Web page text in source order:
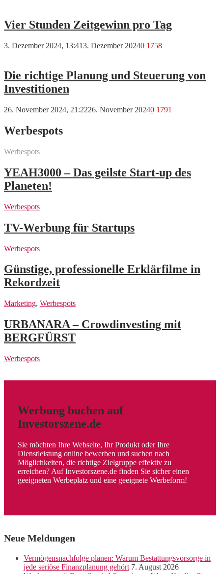
Vier Stunden Zeitgewinn pro Tag
3. Dezember 2024, 13:413. Dezember 20240 1758
Die richtige Planung und Steuerung von
Investitionen
26. November 2024, 21:2226. November 20240 1791
Werbespots
Werbespots
YEAH3000 – Das geilste Start-up des
Planeten!
Werbespots
TV-Werbung für Startups
Werbespots
Günstige, professionelle Erklärfilme in
Rekordzeit
Marketing, Werbespots
URBANARA – Crowdinvesting mit
BERGFÜRST
Werbespots
Werbung buchen auf
Investorszene.de
Sie möchten Ihre Webseite, Ihr Produkt oder Ihre
Dienstleistung online bewerben und suchen nach
Möglichkeiten, die richtige Zielgruppe effektiv zu
erreichen? Auf Investorszene.de finden Sie sicher einen
geeigneten Werbeplatz und eine geeignete Werbeform!
Neue Meldungen
Vermögensnachfolge planen: Warum Bestattungsvorsorge in
jede seriöse Finanzplanung gehört 7. August 2026